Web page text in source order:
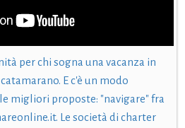
per chi sogna una vacanza in
E c'è un modo
migliori proposte: "navigare" fra
Le società di charter